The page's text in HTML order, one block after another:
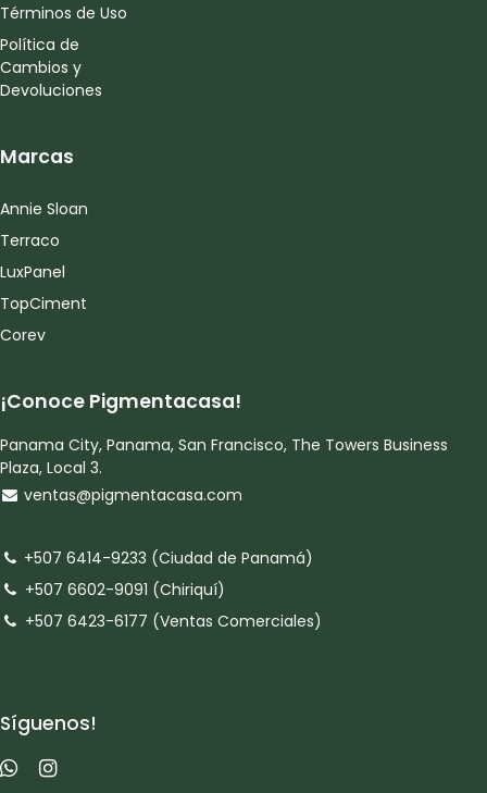
Términos de Uso
Política de
Cambios y
Devoluciones
Marcas
Annie Sloan
Terraco
LuxPanel
TopCiment
Corev
¡Conoce Pigmentacasa!
Panama City, Panama, San Francisco, The Towers Business
Plaza, Local 3.
ventas@pigmentacasa.com
+507 6414-9233 (Ciudad de Panamá)
+507 6602-9091 (Chiriquí)
+507 6423-6177 (Ventas Comerciales)
Síguenos!